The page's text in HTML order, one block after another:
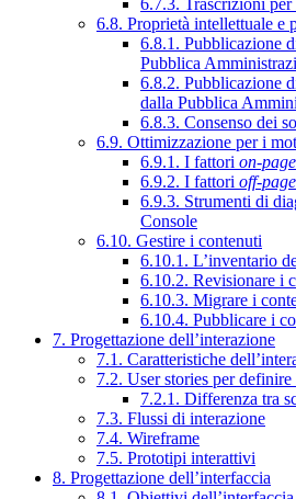
6.7.3. Trascrizioni
6.8. Proprietà intellettuale e
6.8.1. Pubblicazione
Pubblica
6.8.2. Pubblicazione
dalla Pubblica
6.8.3. Consenso dei
6.9. Ottimizzazione per i
6.9.1. I fattori on-page
6.9.2. I fattori off-page
6.9.3. Strumenti di
Console
6.10. Gestire i contenuti
6.10.1. L’inventario
6.10.2. Revisionare i
6.10.3. Migrare i
6.10.4. Pubblicare i
7. Progettazione dell’interazione
7.1. Caratteristiche
7.2. User stories per definire
7.2.1. Differenza tra
7.3. Flussi di interazione
7.4. Wireframe
7.5. Prototipi interattivi
8. Progettazione dell’interfaccia